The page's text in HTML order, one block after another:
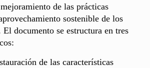
de las prácticas
sostenible de los
El documento se estructura en tres
de las características